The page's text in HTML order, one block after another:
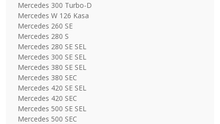
Mercedes 300 Turbo-D
Mercedes W 126 Kasa
Mercedes 260 SE
Mercedes 280 S
Mercedes 280 SE SEL
Mercedes 300 SE SEL
Mercedes 380 SE SEL
Mercedes 380 SEC
Mercedes 420 SE SEL
Mercedes 420 SEC
Mercedes 500 SE SEL
Mercedes 500 SEC